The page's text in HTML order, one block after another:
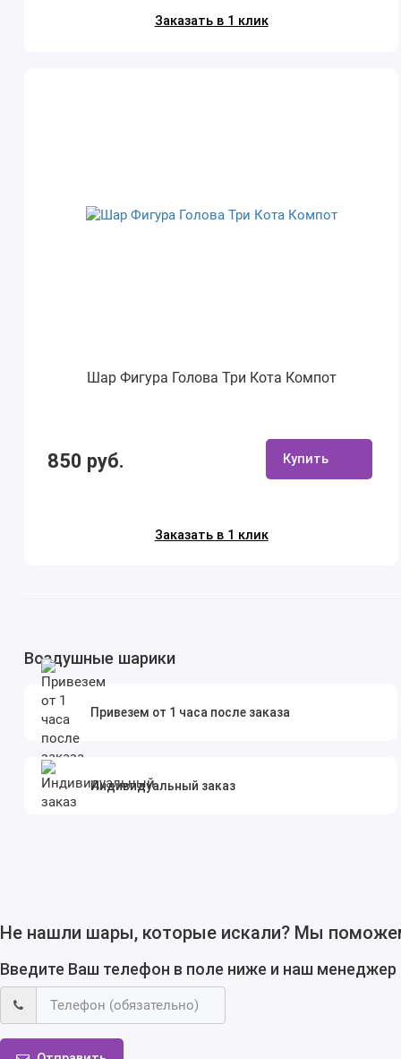
Заказать в 1 клик
Шар Фигура Голова Три Кота Компот
850 руб. Купить
Заказать в 1 клик
Воздушные шарики
Привезем от 1 часа после заказа
Индивидуальный заказ
Не нашли шары, которые искали? Мы
Введите Ваш телефон в поле ниже и наш